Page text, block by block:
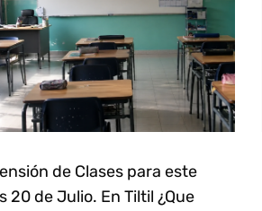
de Clases para este
20 de Julio. En Tiltil ¿Que